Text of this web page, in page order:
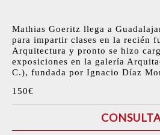
Mathias Goeritz llega a
para impartir clases en la recién
Arquitectura y pronto se hizo
exposiciones en la galería
C.), fundada por Ignacio Díaz
150€